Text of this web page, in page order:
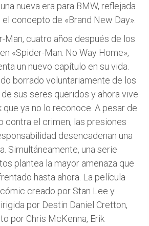
nueva era para BMW, reflejada
concepto de «Brand New Day».
Man, cuatro años después de los
«Spider-Man: No Way Home»,
un nuevo capítulo en su vida.
borrado voluntariamente de los
sus seres queridos y ahora vive
que ya no lo reconoce. A pesar de
contra el crimen, las presiones
desencadenan una
Simultáneamente, una serie
plantea la mayor amenaza que
hasta ahora. La película
creado por Stan Lee y
por Destin Daniel Cretton,
por Chris McKenna, Erik